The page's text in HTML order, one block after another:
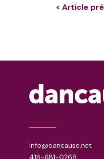
< Article
info@dancause.net
418-681-0268